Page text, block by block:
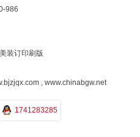
986
装订印刷版
, www.chinabgw.net
1741283285